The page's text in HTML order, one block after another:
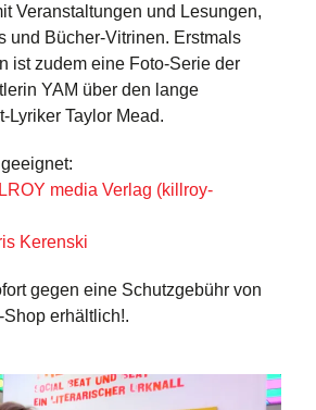
Veranstaltungen und Lesungen,
und Bücher-Vitrinen. Erstmals
ist zudem eine Foto-Serie der
YAM über den lange
Lyriker Taylor Mead.
media Verlag (killroy-
Kerenski
gegen eine Schutzgebühr von
erhältlich!.